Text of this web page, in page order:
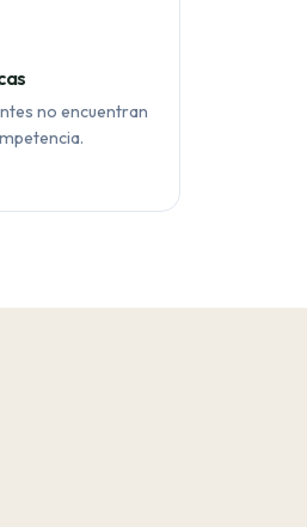
no encuentran